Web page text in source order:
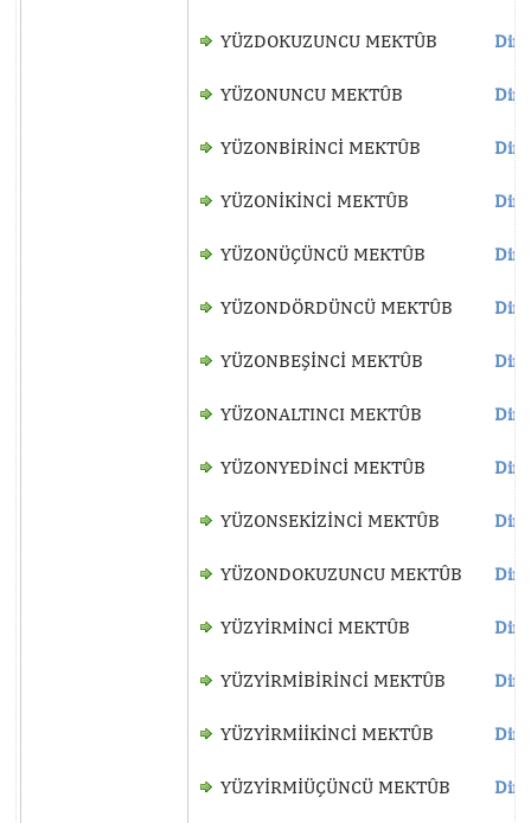
YÜZDOKUZUNCU MEKTÛB
YÜZONUNCU MEKTÛB
YÜZONBİRİNCİ MEKTÛB
YÜZONİKİNCİ MEKTÛB
YÜZONÜÇÜNCÜ MEKTÛB
YÜZONDÖRDÜNCÜ MEKTÛB
YÜZONBEŞİNCİ MEKTÛB
YÜZONALTINCI MEKTÛB
YÜZONYEDİNCİ MEKTÛB
YÜZONSEKİZİNCİ MEKTÛB
YÜZONDOKUZUNCU MEKTÛB
YÜZYİRMİNCİ MEKTÛB
YÜZYİRMİBİRİNCİ MEKTÛB
YÜZYİRMİİKİNCİ MEKTÛB
YÜZYİRMİÜÇÜNCÜ MEKTÛB